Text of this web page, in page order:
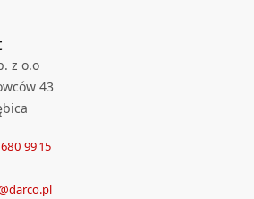
z o.o
43
99 15